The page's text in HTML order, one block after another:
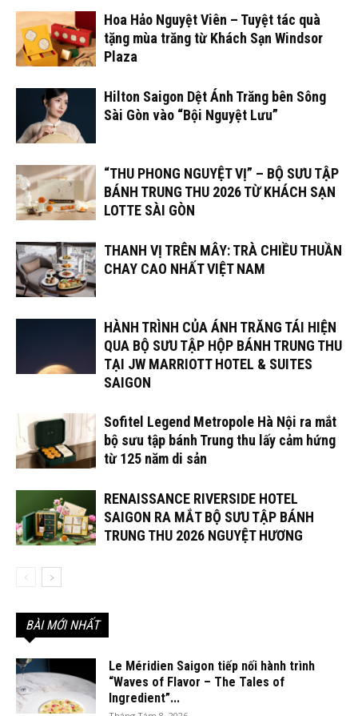
Hoa Hảo Nguyệt Viên – Tuyệt tác quà
tặng mùa trăng từ Khách Sạn Windsor
Plaza
Hilton Saigon Dệt Ánh Trăng bên Sông
Sài Gòn vào “Bội Nguyệt Lưu”
“THU PHONG NGUYỆT VỊ” – BỘ SƯU TẬP
BÁNH TRUNG THU 2026 TỪ KHÁCH SẠN
LOTTE SÀI GÒN
THANH VỊ TRÊN MÂY: TRÀ CHIỀU THUẦN
CHAY CAO NHẤT VIỆT NAM
HÀNH TRÌNH CỦA ÁNH TRĂNG TÁI HIỆN
QUA BỘ SƯU TẬP HỘP BÁNH TRUNG THU
TẠI JW MARRIOTT HOTEL & SUITES
SAIGON
Sofitel Legend Metropole Hà Nội ra mắt
bộ sưu tập bánh Trung thu lấy cảm hứng
từ 125 năm di sản
RENAISSANCE RIVERSIDE HOTEL
SAIGON RA MẮT BỘ SƯU TẬP BÁNH
TRUNG THU 2026 NGUYỆT HƯƠNG
BÀI MỚI NHẤT
Le Méridien Saigon tiếp nối hành trình
“Waves of Flavor – The Tales of
Ingredient”...